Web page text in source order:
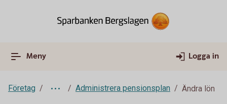
Meny Logga in
Företag Administrera pensionsplan Ändra lön